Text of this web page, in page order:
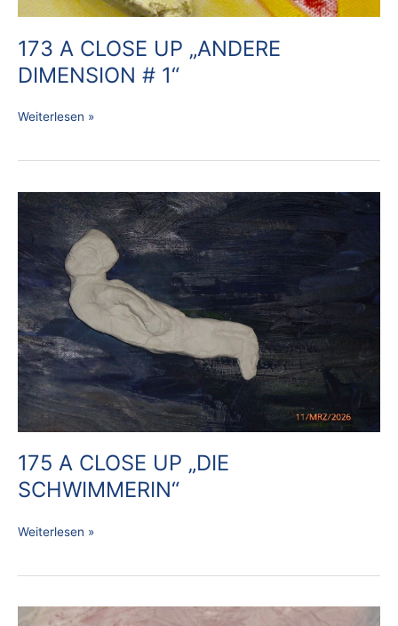
173 A CLOSE UP „ANDERE
DIMENSION # 1“
Weiterlesen »
175 A CLOSE UP „DIE
SCHWIMMERIN“
175
UP
„DIE
SCHWIMMERIN“
Weiterlesen »
174